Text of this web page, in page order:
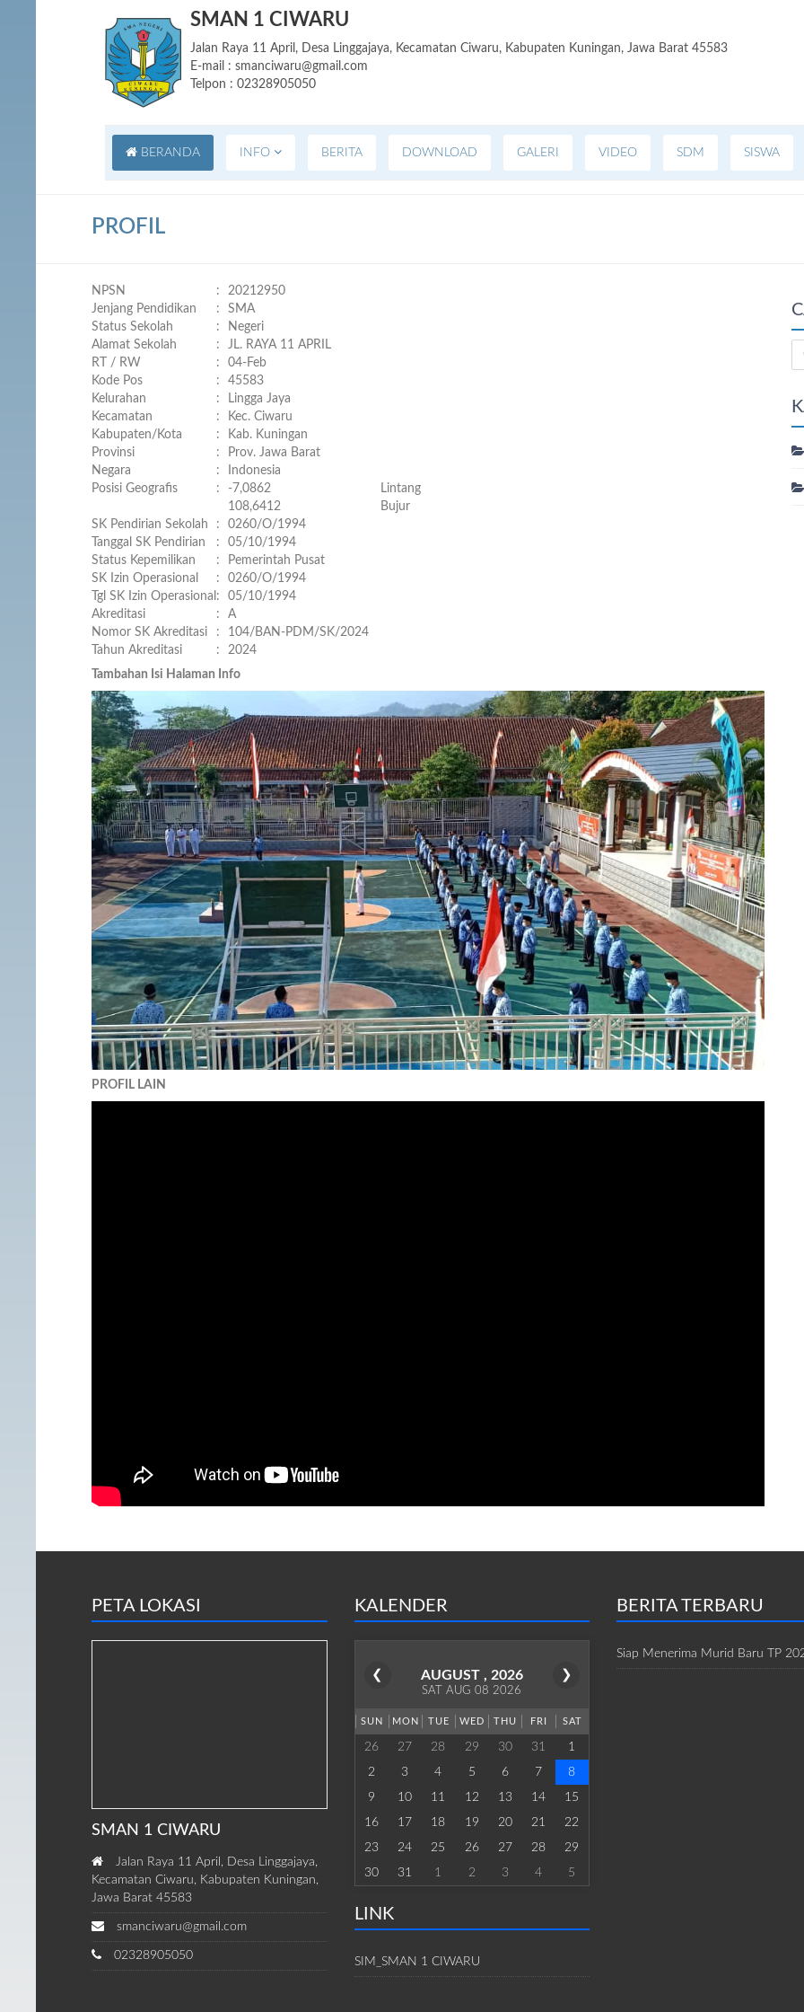
SMAN 1 CIWARU
Jalan Raya 11 April, Desa Linggajaya, Kecamatan Ciwaru, Kabupaten Kuningan, Jawa Barat 45583
E-mail : smanciwaru@gmail.com
Telpon : 02328905050
BERANDA INFO BERITA DOWNLOAD GALERI VIDEO SDM SISWA
PROFIL
NPSN :
20212950
Jenjang Pendidikan
:
SMA
Status Sekolah
:
Negeri
Alamat Sekolah
:
JL. RAYA 11 APRIL
RT / RW
:
04-Feb
Kode Pos
:
45583
Kelurahan
:
Lingga Jaya
Kecamatan
:
Kec. Ciwaru
Kabupaten/Kota
:
Kab. Kuningan
Provinsi
:
Prov. Jawa Barat
Negara
:
Indonesia
Posisi Geografis
: -7,0862
Lintang
108,6412
Bujur
SK Pendirian Sekolah
:
0260/O/1994
Tanggal SK Pendirian
:
05/10/1994
Status Kepemilikan
:
Pemerintah Pusat
SK Izin Operasional
:
0260/O/1994
Tgl SK Izin Operasional :
05/10/1994
Akreditasi
:
A
Nomor SK Akreditasi
:
104/BAN-PDM/SK/2024
Tahun Akreditasi
:
2024
Tambahan Isi Halaman Info
PROFIL LAIN
PETA LOKASI
SMAN 1 CIWARU
Jalan Raya 11 April, Desa Linggajaya,
Kecamatan Ciwaru, Kabupaten Kuningan,
Jawa Barat 45583
smanciwaru@gmail.com
02328905050
KALENDER
❮ AUGUST , 2026
SAT AUG 08 2026
❯
SUN MON TUE WED THU FRI SAT
26 27 28 29 30 31
1
2
3 4 5 6 7
8
9
10 11 12 13 14
15
16
17 18 19 20 21
22
23
24 25 26 27 28
29
30
31 1 2 3 4 5
LINK
SIM_SMAN 1 CIWARU
BERITA TERBARU
Siap Menerima Murid Baru TP